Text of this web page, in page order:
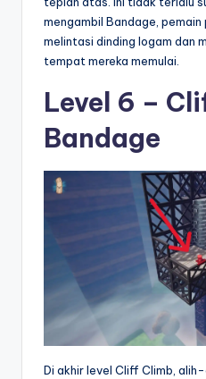
mengambil Bandage,
melintasi dinding logam dan
tempat mereka memulai.
Level 6 –
Bandage
Di akhir level Cliff Climb,